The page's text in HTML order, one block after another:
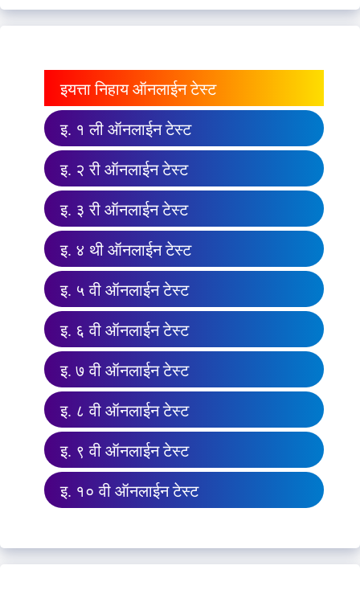
इयत्ता निहाय ऑनलाईन टेस्ट
इ. १ ली ऑनलाईन टेस्ट
इ. २ री ऑनलाईन टेस्ट
इ. ३ री ऑनलाईन टेस्ट
इ. ४ थी ऑनलाईन टेस्ट
इ. ५ वी ऑनलाईन टेस्ट
इ. ६ वी ऑनलाईन टेस्ट
इ. ७ वी ऑनलाईन टेस्ट
इ. ८ वी ऑनलाईन टेस्ट
इ. ९ वी ऑनलाईन टेस्ट
इ. १० वी ऑनलाईन टेस्ट